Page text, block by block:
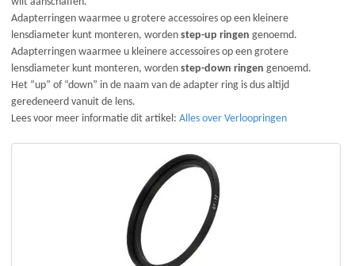
Adapterringen waarmee u grotere accessoires op een kleinere
lensdiameter kunt monteren, worden step-up ringen genoemd.
Adapterringen waarmee u kleinere accessoires op een grotere
lensdiameter kunt monteren, worden step-down ringen genoemd.
Het “up” of “down” in de naam van de adapter ring is dus altijd
geredeneerd vanuit de lens.
Lees voor meer informatie dit artikel: Alles over Verloopringen